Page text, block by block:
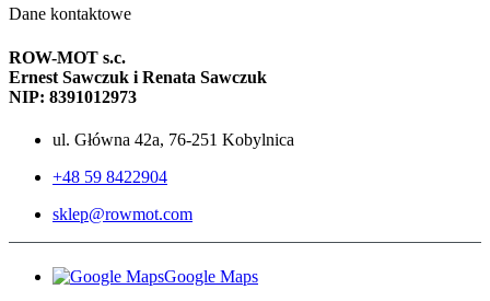
Dane kontaktowe
ROW-MOT s.c.
Ernest Sawczuk i Renata Sawczuk
NIP: 8391012973
ul. Główna 42a, 76-251 Kobylnica
+48 59 8422904
sklep@rowmot.com
Google Maps